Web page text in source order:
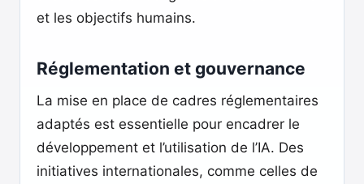
et les objectifs humains.
Réglementation et gouvernance
La mise en place de cadres réglementaires
adaptés est essentielle pour encadrer le
développement et l’utilisation de l’IA. Des
initiatives internationales, comme celles de